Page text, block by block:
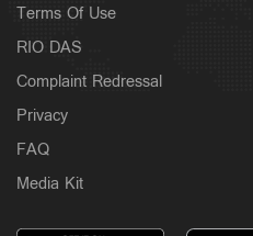
Terms Of Use
RIO DAS
Complaint Redressal
Privacy
FAQ
Media Kit